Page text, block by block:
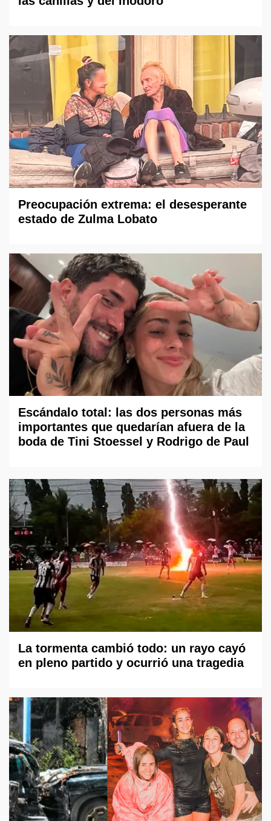
Preocupación extrema: el desesperante
estado de Zulma Lobato
Escándalo total: las dos personas más
importantes que quedarían afuera de la
boda de Tini Stoessel y Rodrigo de Paul
La tormenta cambió todo: un rayo cayó
en pleno partido y ocurrió una tragedia